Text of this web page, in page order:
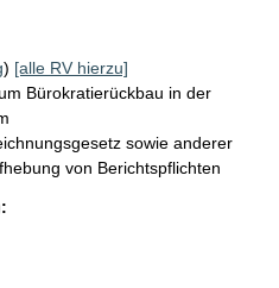
) [alle RV hierzu]
Bürokratierückbau in der
sowie anderer
von Berichtspflichten